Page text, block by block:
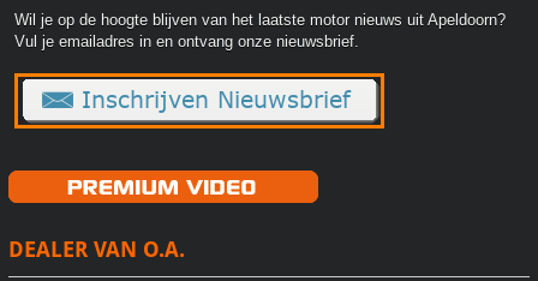
Wil je op de hoogte blijven van het laatste motor nieuws uit Apeldoorn?
Vul je emailadres in en ontvang onze nieuwsbrief.
DEALER VAN O.A.